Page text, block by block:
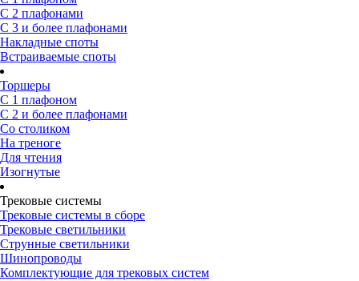
С 2 плафонами
С 3 и более плафонами
Накладные споты
Встраиваемые споты
Торшеры
С 1 плафоном
С 2 и более плафонами
Со столиком
На треноге
Для чтения
Изогнутые
Трековые системы
Трековые системы в сборе
Трековые светильники
Струнные светильники
Шинопроводы
Комплектующие для трековых систем